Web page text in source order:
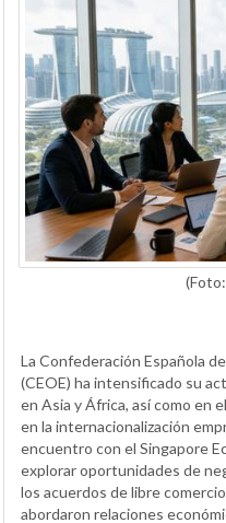
La Confederación Española
(CEOE) ha intensificado su
en Asia y África, así como en
en la internacionalización
encuentro con el Singapore
explorar oportunidades de
los acuerdos de libre
abordaron relaciones